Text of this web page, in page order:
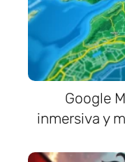
Google
inmersiva y